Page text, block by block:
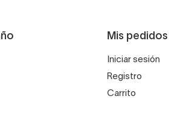
Mis pedidos
Iniciar sesión
Registro
Carrito